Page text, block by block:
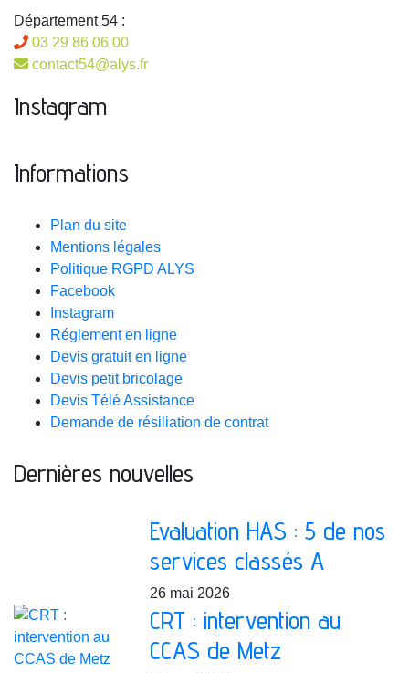
Département 54 :
03 29 86 06 00
contact54@alys.fr
Instagram
Informations
Plan du site
Mentions légales
Politique RGPD ALYS
Facebook
Instagram
Réglement en ligne
Devis gratuit en ligne
Devis petit bricolage
Devis Télé Assistance
Demande de résiliation de contrat
Dernières nouvelles
Evaluation HAS : 5 de nos
services classés A
26 mai 2026
CRT : intervention au
CCAS de Metz